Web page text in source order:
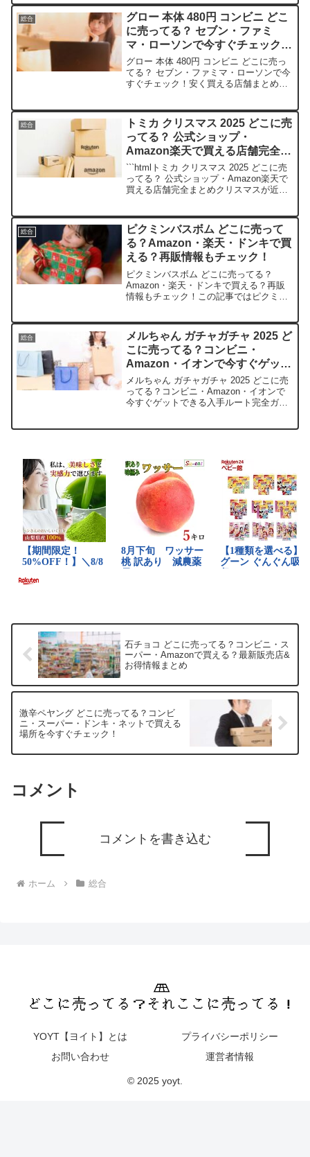
ト価格帯（目安）特徴楽天市場約200～
400円種類が豊富でま...
総合
グロー 本体 480円 コンビニ どこ
に売ってる？ セブン・ファミ
マ・ローソンで今すぐチェック！
安く買える店舗まとめ
グロー 本体 480円 コンビニ どこに売っ
てる？ セブン・ファミマ・ローソンで今
すぐチェック！安く買える店舗まとめこ
ます。コンビニで狙えるお得チャンスも
お届けしますよ...
総合
トミカ クリスマス 2025 どこに売
ってる？ 公式ショップ・
Amazon楽天で買える店舗完全ま
とめ
```htmlトミカ クリスマス 2025 どこに売
ってる？ 公式ショップ・Amazon楽天で
買える店舗完全まとめクリスマスが近づ
カクリスマスギフトはもうチェックし
ま...
総合
ピクミンバスボム どこに売って
る？Amazon・楽天・ドンキで買
える？再販情報もチェック！
ピクミンバスボム どこに売ってる？
Amazon・楽天・ドンキで買える？再販
情報もチェック！この記事ではピクミン
介します。人気のびっくらたまごで、き
っとお子さんも喜びます...
総合
メルちゃん ガチャガチャ 2025 ど
こに売ってる？コンビニ・
Amazon・イオンで今すぐゲット
できる入手ルート完全ガイド
メルちゃん ガチャガチャ 2025 どこに売
ってる？コンビニ・Amazon・イオンで
今すぐゲットできる入手ルート完全ガイ
石チョコ どこに売ってる？コンビニ・ス
ーパー・Amazonで買える？最新販売店&
お得情報まとめ
激辛ペヤング どこに売ってる？コンビ
ニ・スーパー・ドンキ・ネットで買える
場所を今すぐチェック！
コメント
コメントを書き込む
ホーム 総合
YOYT【ヨイト】とは
プライバシーポリシー
お問い合わせ
運営者情報
© 2025 yoyt.